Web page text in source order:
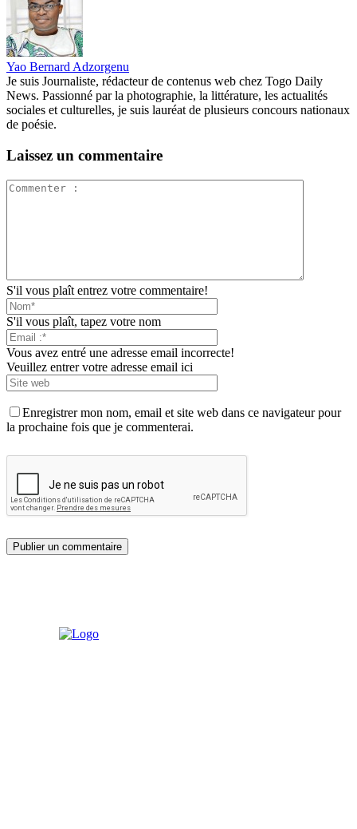
Yao Bernard Adzorgenu
Je suis Journaliste, rédacteur de contenus web chez Togo Daily
News. Passionné par la photographie, la littérature, les actualités
sociales et culturelles, je suis lauréat de plusieurs concours nationaux
de poésie.
Laissez un commentaire
S'il vous plaît entrez votre commentaire!
S'il vous plaît, tapez votre nom
Vous avez entré une adresse email incorrecte!
Veuillez entrer votre adresse email ici
Enregistrer mon nom, email et site web dans ce navigateur pour
la prochaine fois que je commenterai.